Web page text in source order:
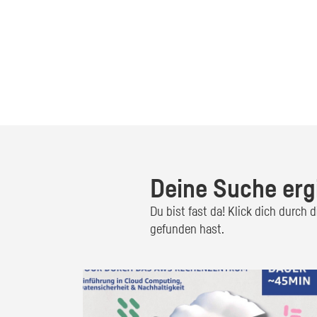
Deine Suche
Du bist fast da! Klick dich durch
gefunden hast.